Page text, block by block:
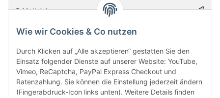
Bitte senden Sie mir entsprechend IhrerDatenschutzerklärung
Wie wir Cookies & Co nutzen
Durch Klicken auf „Alle akzeptieren“ gestatten Sie den
Einsatz folgender Dienste auf unserer Website: YouTube,
Vimeo, ReCaptcha, PayPal Express Checkout und
Ratenzahlung. Sie können die Einstellung jederzeit ändern
(Fingerabdruck-Icon links unten). Weitere Details finden